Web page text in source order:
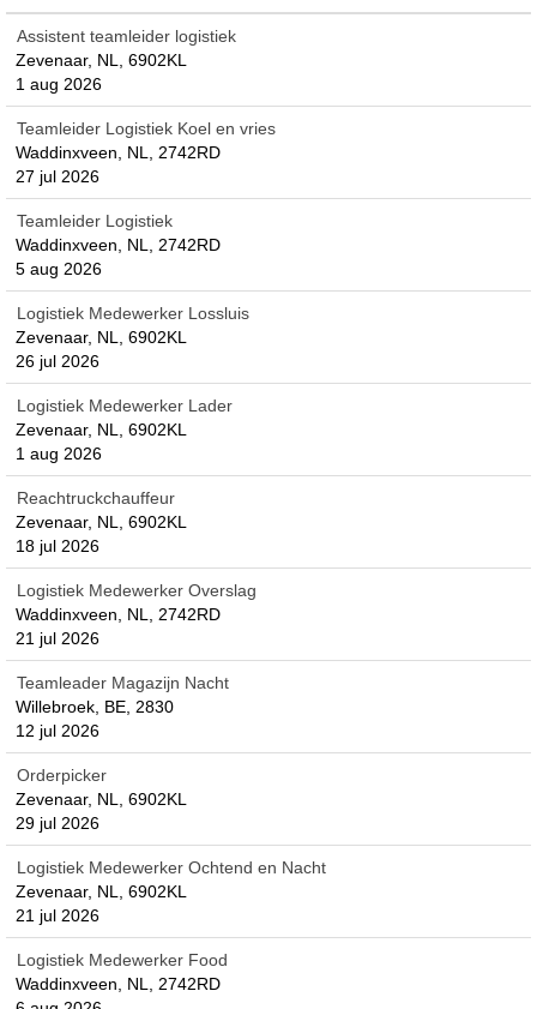
Assistent teamleider logistiek
Zevenaar, NL, 6902KL
1 aug 2026
Teamleider Logistiek Koel en vries
Waddinxveen, NL, 2742RD
27 jul 2026
Teamleider Logistiek
Waddinxveen, NL, 2742RD
5 aug 2026
Logistiek Medewerker Lossluis
Zevenaar, NL, 6902KL
26 jul 2026
Logistiek Medewerker Lader
Zevenaar, NL, 6902KL
1 aug 2026
Reachtruckchauffeur
Zevenaar, NL, 6902KL
18 jul 2026
Logistiek Medewerker Overslag
Waddinxveen, NL, 2742RD
21 jul 2026
Teamleader Magazijn Nacht
Willebroek, BE, 2830
12 jul 2026
Orderpicker
Zevenaar, NL, 6902KL
29 jul 2026
Logistiek Medewerker Ochtend en Nacht
Zevenaar, NL, 6902KL
21 jul 2026
Logistiek Medewerker Food
Waddinxveen, NL, 2742RD